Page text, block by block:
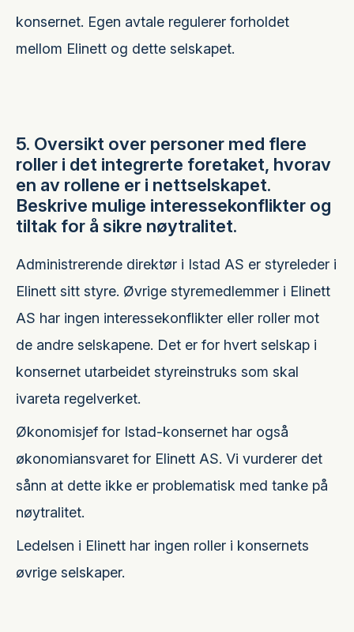
konsernet. Egen avtale regulerer forholdet
mellom Elinett og dette selskapet.
5. Oversikt over personer med flere
roller i det integrerte foretaket, hvorav
en av rollene er i nettselskapet.
Beskrive mulige interessekonflikter og
tiltak for å sikre nøytralitet.
Administrerende direktør i Istad AS er styreleder i
Elinett sitt styre. Øvrige styremedlemmer i Elinett
AS har ingen interessekonflikter eller roller mot
de andre selskapene. Det er for hvert selskap i
konsernet utarbeidet styreinstruks som skal
ivareta regelverket.
Økonomisjef for Istad-konsernet har også
økonomiansvaret for Elinett AS. Vi vurderer det
sånn at dette ikke er problematisk med tanke på
nøytralitet.
Ledelsen i Elinett har ingen roller i konsernets
øvrige selskaper.